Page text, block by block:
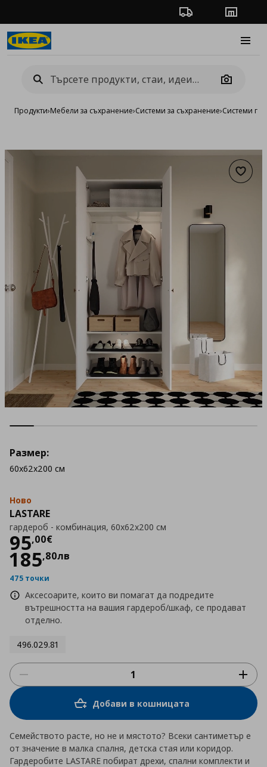
Проследяване на
Camera
Продукти›Мебели за съхранение›Системи за съхранение›Системи
Ново
LASTARE
гардероб - комбинация, 60x62x200 см
95,00€
Цена
185,80лв
475 точки
Аксесоарите, които ви помагат да подредите
вътрешността на вашия гардероб/шкаф, се продават
отделно.
496.029.81
Размер:
60x62x200 см
Добави в кошницата
Семейството расте, но не и мястото? Всеки сантиметър е
от значение в малка спалня, детска стая или коридор.
Гардеробите LASTARE побират дрехи, спални комплекти и